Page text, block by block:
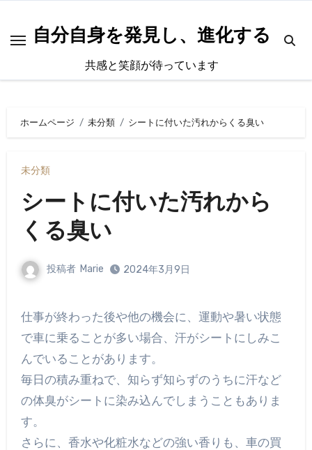
自分自身を発見し、進化する
共感と笑顔が待っています
ホームページ 未分類 シートに付いた汚れからくる臭い
未分類
シートに付いた汚れから
くる臭い
投稿者 Marie 2024年3月9日
仕事が終わった後や他の機会に、運動や暑い状態
で車に乗ることが多い場合、汗がシートにしみこ
んでいることがあります。
毎日の積み重ねで、知らず知らずのうちに汗など
の体臭がシートに染み込んでしまうこともありま
す。
さらに、香水や化粧水などの強い香りも、車の買